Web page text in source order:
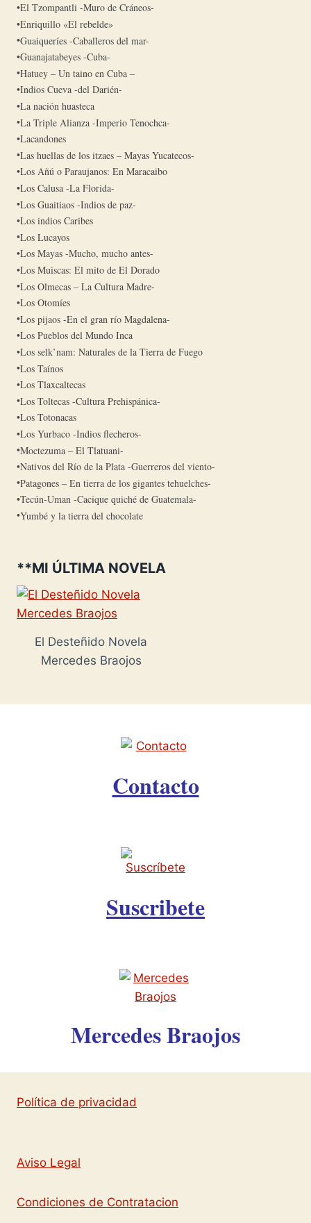
El Tzompantli -Muro de Cráneos-
Enriquillo «El rebelde»
Guaiqueríes -Caballeros del mar-
Guanajatabeyes -Cuba-
Hatuey – Un taino en Cuba –
Indios Cueva -del Darién-
La nación huasteca
La Triple Alianza -Imperio Tenochca-
Lacandones
Las huellas de los itzaes – Mayas Yucatecos-
Los Añú o Paraujanos: En Maracaibo
Los Calusa -La Florida-
Los Guaitiaos -Indios de paz-
Los indios Caribes
Los Lucayos
Los Mayas -Mucho, mucho antes-
Los Muiscas: El mito de El Dorado
Los Olmecas – La Cultura Madre-
Los Otomíes
Los pijaos -En el gran río Magdalena-
Los Pueblos del Mundo Inca
Los selk’nam: Naturales de la Tierra de Fuego
Los Taínos
Los Tlaxcaltecas
Los Toltecas -Cultura Prehispánica-
Los Totonacas
Los Yurbaco -Indios flecheros-
Moctezuma – El Tlatuani-
Nativos del Río de la Plata -Guerreros del viento-
Patagones – En tierra de los gigantes tehuelches-
Tecún-Uman -Cacique quiché de Guatemala-
Yumbé y la tierra del chocolate
**MI ÚLTIMA NOVELA
El Desteñido Novela
Mercedes Braojos
Contacto
Suscribete
Mercedes Braojos
Política de privacidad
Aviso Legal
Condiciones de Contratacion